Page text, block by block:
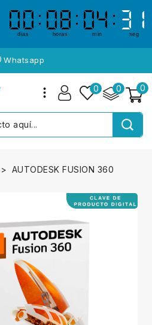
00
00
dias
08
08
horas
04
04
min
31
31
seg
Whatsapp
0
0
0
AUTODESK FUSION 360